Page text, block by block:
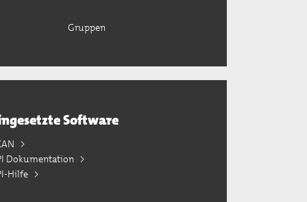
Gruppen
Software
Dokumentation
Hilfe